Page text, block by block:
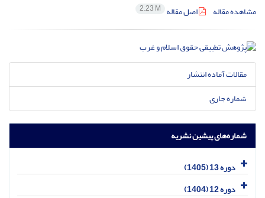
مشاهده مقاله
اصل مقاله 2.23 M
مقالات آماده انتشار
شماره جاری
شماره‌های پیشین نشریه
دوره 13 (1405)
دوره 12 (1404)